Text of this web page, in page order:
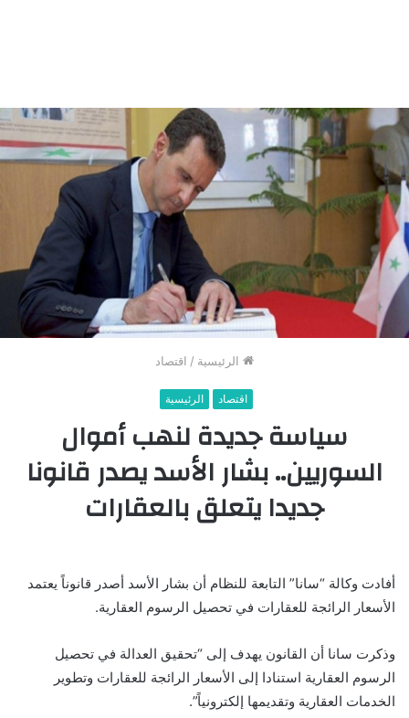
الرئيسية / اقتصاد
اقتصاد الرئيسية
سياسة جديدة لنهب أموال
السوريين.. بشار الأسد يصدر قانونا
جديدا يتعلق بالعقارات
أفادت وكالة “سانا” التابعة للنظام أن بشار الأسد أصدر قانوناً يعتمد
الأسعار الرائجة للعقارات في تحصيل الرسوم العقارية.
وذكرت سانا أن القانون يهدف إلى “تحقيق العدالة في تحصيل
الرسوم العقارية استنادا إلى الأسعار الرائجة للعقارات وتطوير
الخدمات العقارية وتقديمها إلكترونياً”.